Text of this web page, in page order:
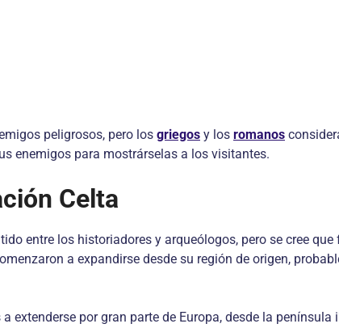
peligrosos, pero los griegos y los romanos
enemigos para mostrárselas a los visitantes.
Celta
entre los historiadores y arqueólogos, pero se cree
a expandirse desde su región de origen,
extenderse por gran parte de Europa, desde la